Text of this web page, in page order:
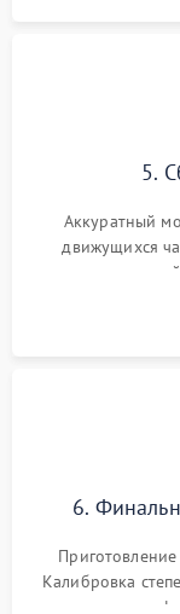
5.
Аккуратный
движущихся
6.
Калибровка
плотности